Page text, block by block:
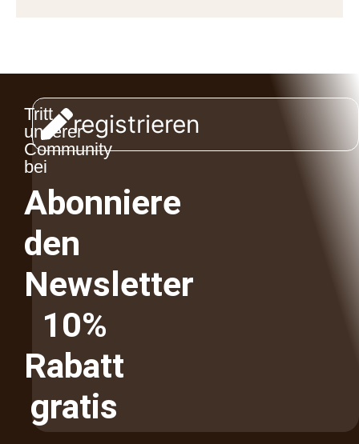
Tritt
unserer
Community
bei
Abonniere
den
Newsletter
10%
Rabatt
gratis
registrieren